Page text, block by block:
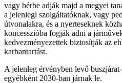
vagy bérbe adják majd a megyei
a jelenlegi szolgáltatóknak, vagy
útvonalakra, és a nyerteseknek
koncesszióba fogják adni a
kedvezményezettek biztosítják az
karbantartást.
A jelenleg érvényben levő
egyébként 2030-ban járnak le.